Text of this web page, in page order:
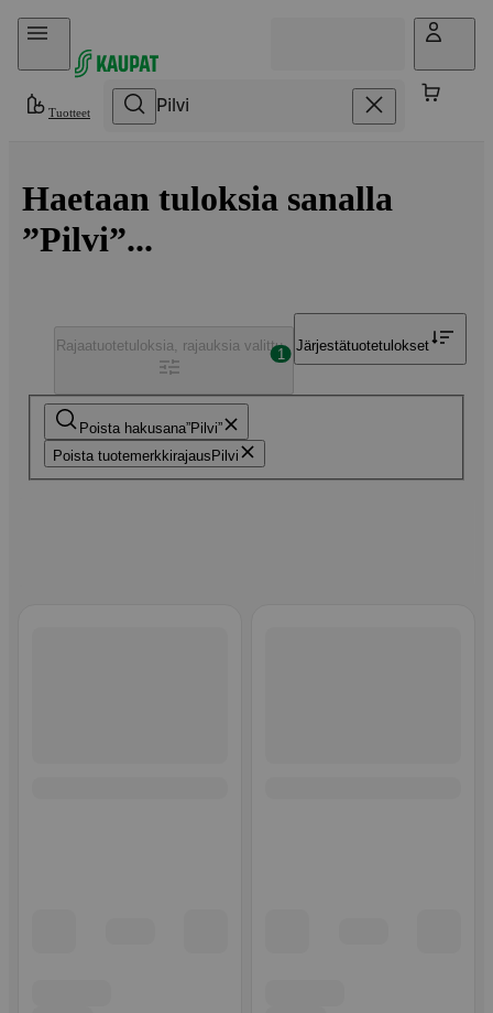
Hyppää sisältöön
Tuotteet
Haetaan tuloksia sanalla
”Pilvi”...
Poista hakusana Pilvi
Poista tuotemerkkirajaus Pilvi
Rajaatuotetuloksia, rajauksia valittu
1
Järjestätuotetulokset